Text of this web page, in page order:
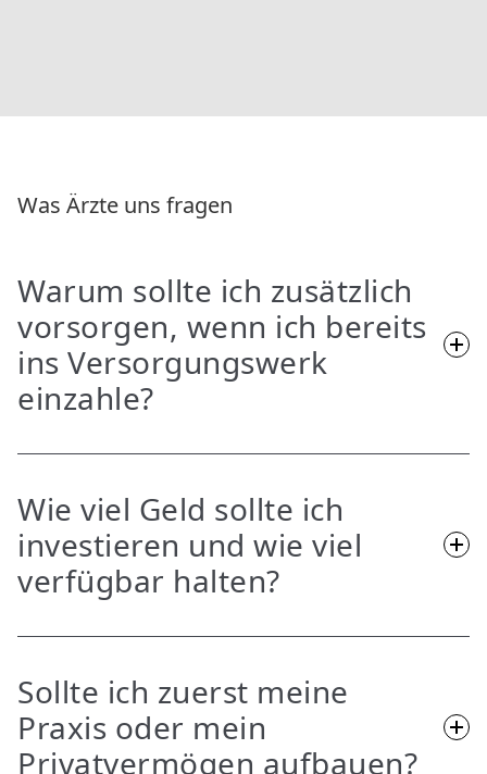
Was Ärzte uns fragen
Warum sollte ich zusätzlich
vorsorgen, wenn ich bereits
ins Versorgungswerk
einzahle?
finanzielle Planung berücksichtigt zusätzlich
Privatvermögen, Liquidität, Praxisvermögen und
persönliche Ziele.
Wie viel Geld sollte ich
investieren und wie viel
verfügbar halten?
Rücklagen, Praxisplanung und persönliche Ziele.
Erst wenn ausreichend Liquidität vorhanden ist,
lässt sich langfristig investieren.
Sollte ich zuerst meine
Praxis oder mein
Privatvermögen aufbauen?